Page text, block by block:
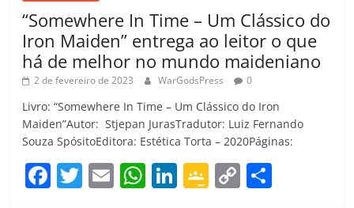
“Somewhere In Time – Um Clássico do
Iron Maiden” entrega ao leitor o que
há de melhor no mundo maideniano
2 de fevereiro de 2023 WarGodsPress 0
Livro: “Somewhere In Time – Um Clássico do Iron
Maiden”Autor: Stjepan JurasTradutor: Luiz Fernando
Souza SpósitoEditora: Estética Torta – 2020Páginas:
F T E W Li G C